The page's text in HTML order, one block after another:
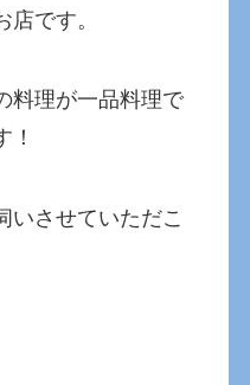
店です。
料理が一品料理で
！
いさせていただこ